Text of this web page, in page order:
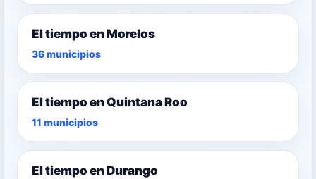
El tiempo en Morelos
36 municipios
El tiempo en Quintana Roo
11 municipios
El tiempo en Durango